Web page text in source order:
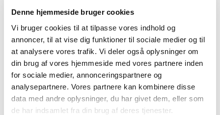
Denne hjemmeside bruger cookies
Vi bruger cookies til at tilpasse vores indhold og
annoncer, til at vise dig funktioner til sociale medier og til
at analysere vores trafik. Vi deler også oplysninger om
din brug af vores hjemmeside med vores partnere inden
for sociale medier, annonceringspartnere og
analysepartnere. Vores partnere kan kombinere disse
data med andre oplysninger, du har givet dem, eller som
de har indsamlet fra din brug af deres tjenester.
October (2)
July (2)
June (1)
May (1)
April (2)
March (1)
February (1)
January (1)